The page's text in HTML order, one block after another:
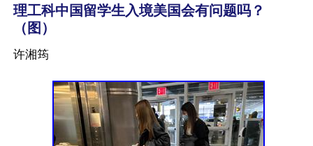
理工科中国留学生入境美国会有问题吗？
（图）
许湘筠